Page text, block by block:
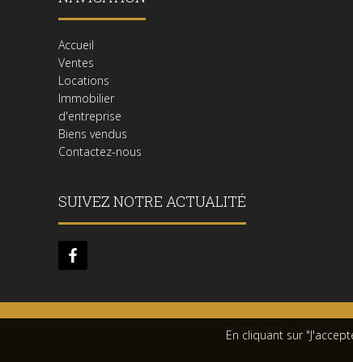
Accueil
Ventes
Locations
Immobilier
d'entreprise
Biens vendus
Contactez-nous
SUIVEZ NOTRE ACTUALITÉ
© 2026 BO Immobilier -
En cliquant sur